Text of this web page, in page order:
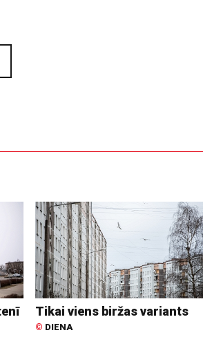
Tikai viens biržas variants
© DIENA